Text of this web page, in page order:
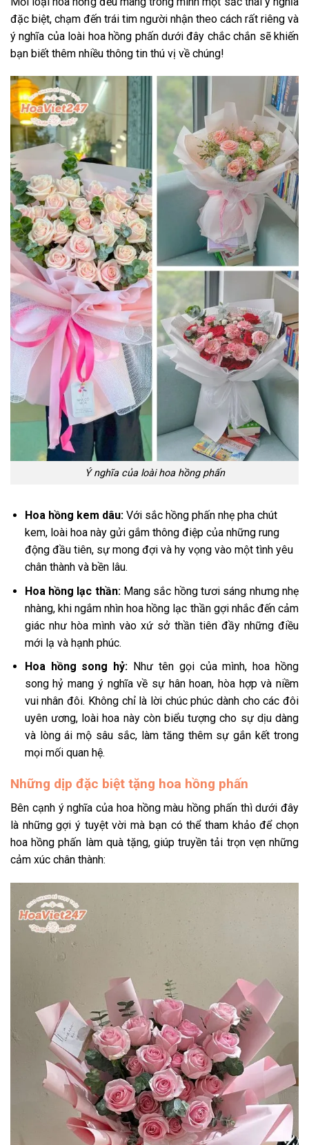
đặc biệt, chạm đến trái tim người nhận theo cách rất riêng và
ý nghĩa của loài hoa hồng phấn dưới đây chắc chắn sẽ khiến
bạn biết thêm nhiều thông tin thú vị về chúng!
Ý nghĩa của loài hoa hồng phấn
Hoa hồng kem dâu:Với sắc hồng phấn nhẹ pha chút
kem, loài hoa này gửi gắm thông điệp của những rung
động đầu tiên, sự mong đợi và hy vọng vào một tình yêu
chân thành và bền lâu.
Hoa hồng lạc thần:Mang sắc hồng tươi sáng nhưng nhẹ
nhàng, khi ngắm nhìn hoa hồng lạc thần gợi nhắc đến cảm
giác như hòa mình vào xứ sở thần tiên đầy những điều
mới lạ và hạnh phúc.
Hoa hồng song hỷ: Như tên gọi của mình, hoa hồng
song hỷ mang ý nghĩa về sự hân hoan, hòa hợp và niềm
vui nhân đôi. Không chỉ là lời chúc phúc dành cho các đôi
uyên ương, loài hoa này còn biểu tượng cho sự dịu dàng
và lòng ái mộ sâu sắc, làm tăng thêm sự gắn kết trong
mọi mối quan hệ.
Những dịp đặc biệt tặng hoa hồng phấn
Bên cạnh ý nghĩa của hoa hồng màu hồng phấn thì dưới đây
là những gợi ý tuyệt vời mà bạn có thể tham khảo để chọn
hoa hồng phấn làm quà tặng, giúp truyền tải trọn vẹn những
cảm xúc chân thành: